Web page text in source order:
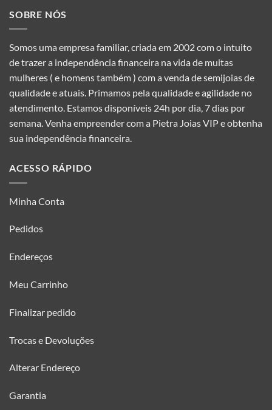
SOBRE NÓS
Somos uma empresa familiar, criada em 2002 com o intuito
de trazer a independência financeira na vida de muitas
mulheres ( e homens também ) com a venda de semijoias de
qualidade e atuais. Primamos pela qualidade e agilidade no
atendimento. Estamos disponíveis 24h por dia, 7 dias por
semana. Venha empreender com a Pietra Joias VIP e obtenha
sua independência financeira.
ACESSO RÁPIDO
Minha Conta
Pedidos
Endereços
Meu Carrinho
Finalizar pedido
Trocas e Devoluções
Alterar Endereço
Garantia